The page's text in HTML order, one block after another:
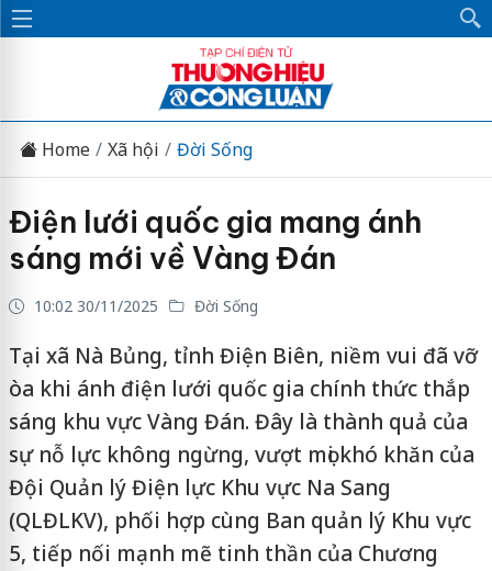
Home Xã hội Đời Sống
Điện lưới quốc gia mang ánh
sáng mới về Vàng Đán
10:02 30/11/2025 Đời Sống
Tại xã Nà Bủng, tỉnh Điện Biên, niềm vui đã vỡ
òa khi ánh điện lưới quốc gia chính thức thắp
sáng khu vực Vàng Đán. Đây là thành quả của
sự nỗ lực không ngừng, vượt mọi khó khăn của
Đội Quản lý Điện lực Khu vực Na Sang
(QLĐLKV), phối hợp cùng Ban quản lý Khu vực
5, tiếp nối mạnh mẽ tinh thần của Chương